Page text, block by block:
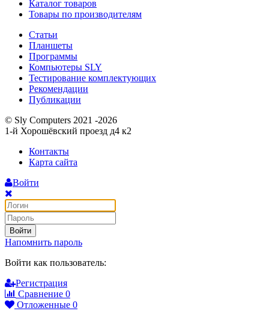
Каталог товаров
Товары по производителям
Статьи
Планшеты
Программы
Компьютеры SLY
Тестирование комплектующих
Рекомендации
Публикации
© Sly Computers 2021 -2026
1-й Хорошёвский проезд д4 к2
Контакты
Карта сайта
Войти
Войти
Напомнить пароль
Войти как пользователь:
Регистрация
Сравнение 0
Отложенные 0